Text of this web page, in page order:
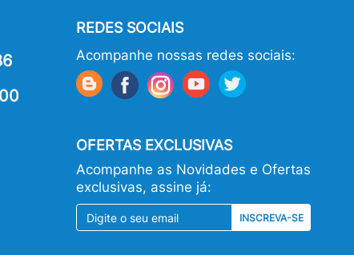
REDES SOCIAIS
Acompanhe nossas redes sociais:
OFERTAS EXCLUSIVAS
Acompanhe as Novidades e Ofertas
exclusivas, assine já:
INSCREVA-SE